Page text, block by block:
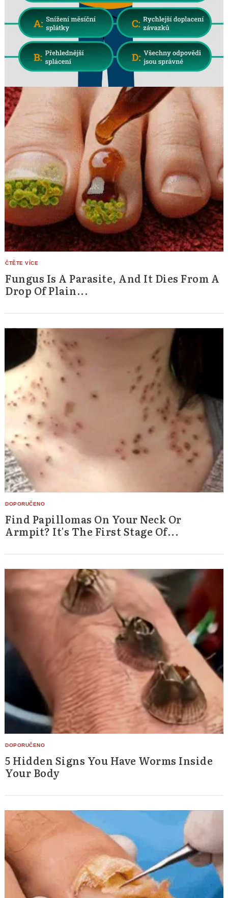
Fungus Is A Parasite, And It Dies From A
Drop Of Plain...
Find Papillomas On Your Neck Or
Armpit? It's The First Stage Of...
5 Hidden Signs You Have Worms Inside
Your Body
Search
for: